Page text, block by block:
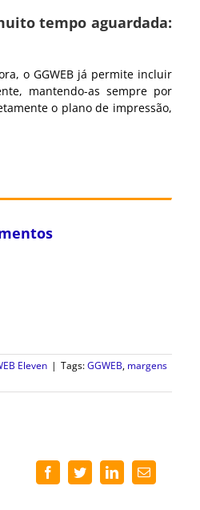
tempo aguardada:
o GGWEB já permite incluir
mantendo-as sempre por
o plano de impressão,
Eleven | Tags:GGWEB, margens
FacebookTwitterLinkedInEmail
(necessário